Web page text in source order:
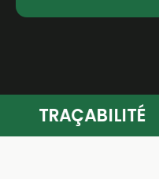
TRAÇABILITÉ